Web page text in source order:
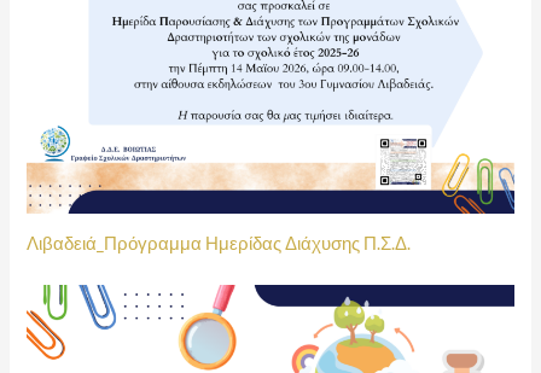
Λιβαδειά_Πρόγραμμα Ημερίδας Διάχυσης Π.Σ.Δ.